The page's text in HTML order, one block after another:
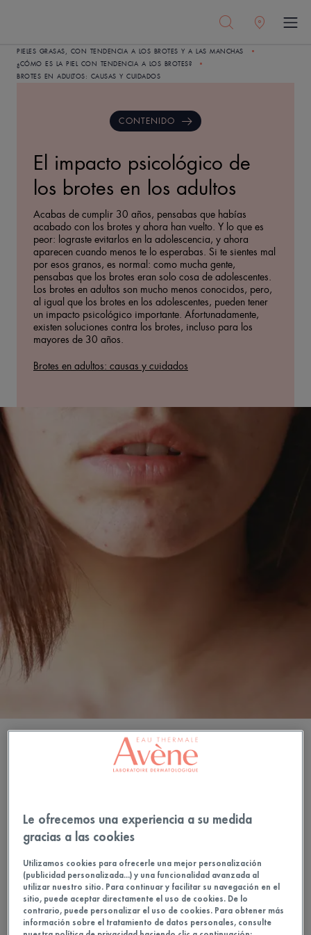
PIELES GRASAS, CON TENDENCIA A LOS BROTES Y A LAS MANCHAS
¿CÓMO ES LA PIEL CON TENDENCIA A LOS BROTES?
BROTES EN ADULTOS: CAUSAS Y CUIDADOS
CONTENIDO
El impacto psicológico de
los brotes en los adultos
Acabas de cumplir 30 años, pensabas que habías
acabado con los brotes y ahora han vuelto. Y lo que es
peor: lograste evitarlos en la adolescencia, y ahora
aparecen cuando menos te lo esperabas. Si te sientes mal
por esos granos, es normal: como mucha gente,
pensabas que los brotes eran solo cosa de adolescentes.
Los brotes en adultos son mucho menos conocidos, pero,
al igual que los brotes en los adolescentes, pueden tener
un impacto psicológico importante. Afortunadamente,
existen soluciones contra los brotes, incluso para los
mayores de 30 años.
Brotes en adultos: causas y cuidados
Los rasgos específicos de la
brotes
Mientras que los hombres se libran relativamente bien de
los brotes en adultos, esto afecta al menos a una cuarta
parte de las mujeres mayores de 25 años. La mayoría
nunca ha visto desaparecer realmente los granos de su
Le ofrecemos una experiencia a su medida
gracias a las cookies
Utilizamos cookies para ofrecerle una mejor personalización
(publicidad personalizada...) y una funcionalidad avanzada al
utilizar nuestro sitio. Para continuar y facilitar su navegación en el
sitio, puede aceptar directamente el uso de cookies. De lo
contrario, puede personalizar el uso de cookies. Para obtener más
información sobre el tratamiento de datos personales, consulte